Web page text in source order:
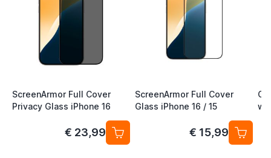
ScreenArmor Full Cover
Privacy Glass iPhone 16
€ 23,99
ScreenArmor Full Cover
Glass iPhone 16 / 15
€ 15,99